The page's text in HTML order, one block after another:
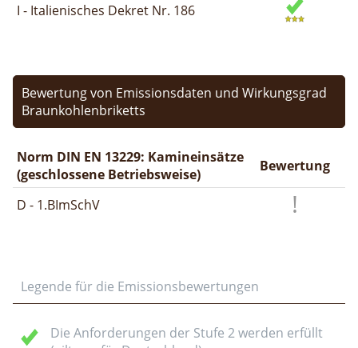
I - Italienisches Dekret Nr. 186
Bewertung von Emissionsdaten und Wirkungsgrad
Braunkohlenbriketts
Norm DIN EN 13229: Kamineinsätze
(geschlossene Betriebsweise)
Bewertung
D - 1.BImSchV
Legende für die Emissionsbewertungen
Die Anforderungen der Stufe 2 werden erfüllt